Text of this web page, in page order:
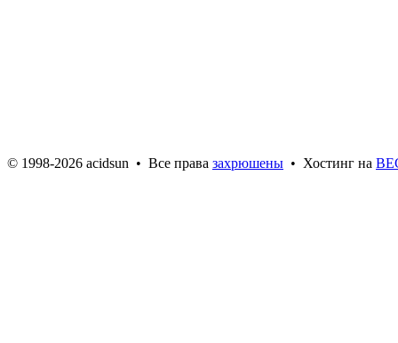
© 1998-2026 acidsun • Все права захрюшены • Хостинг на